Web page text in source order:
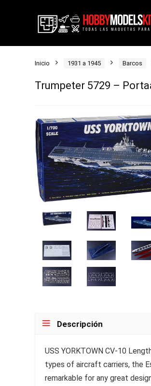
Inicio 1931 a 1945 Barcos
Trumpeter 5729 –
Descripción
USS YORKTOWN CV-10
types of aircraft carriers, the
remarkable for any great